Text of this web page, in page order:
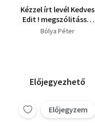
Kézzel írt levél Kedves
Edit ! megszólitással
1984 jún.10.-i
Bólya Péter
Előjegyezhető
Előjegyzem